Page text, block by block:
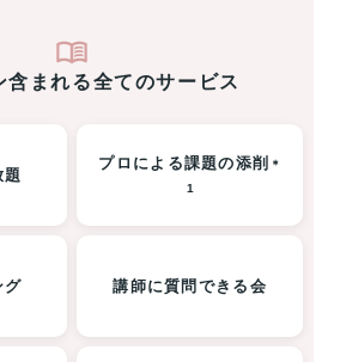
含まれる全てのサービス
プロによる課題の添削 ＊
1
グ 講師に質問できる会